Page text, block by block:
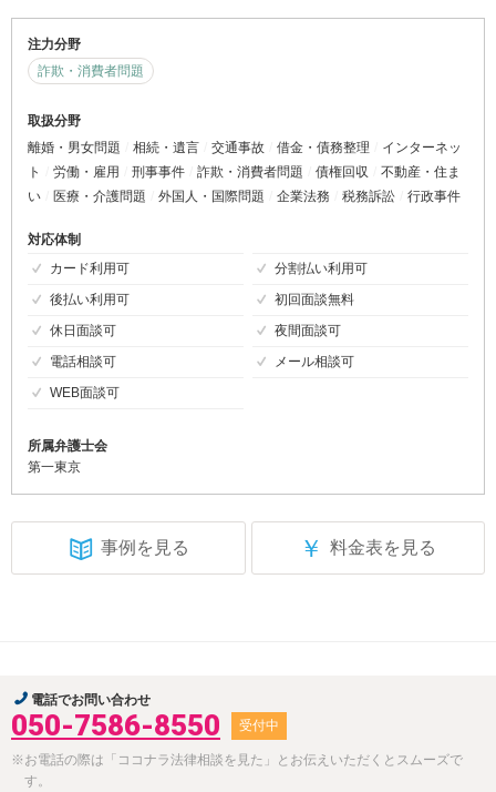
注力分野
詐欺・消費者問題
取扱分野
離婚・男女問題
相続・遺言 交通事故 借金・債務整理
インターネッ
ト
労働・雇用 刑事事件 詐欺・消費者問題 債権回収
不動産・住ま
い
医療・介護問題 外国人・国際問題 企業法務 税務訴訟 行政事件
対応体制
カード利用可
分割払い利用可
後払い利用可
初回面談無料
休日面談可
夜間面談可
電話相談可
メール相談可
WEB面談可
所属弁護士会
第一東京
事例を見る ￥ 料金表を見る
電話でお問い合わせ
050-7586-8550 受付中
※お電話の際は「ココナラ法律相談を見た」とお伝えいただくとスムーズで
す。